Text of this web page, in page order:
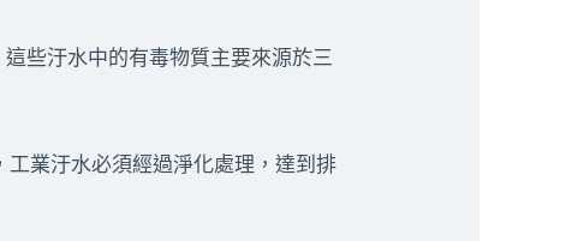
些汙水中的有毒物質主要來源於三
業汙水必須經過淨化處理，達到排